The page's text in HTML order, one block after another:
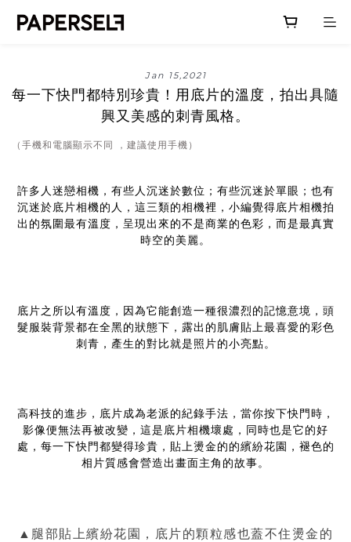
Jan 15,2021
每一下快門都特別珍貴！用底片的溫度，拍出具隨
興又美感的刺青風格。
（手機和電腦顯示不同 ，建議使用手機）
許多人迷戀相機，有些人沉迷於數位；有些沉迷於單眼；也有
沉迷於底片相機的人，這三類的相機裡，小編覺得底片相機拍
出的氛圍最有溫度，呈現出來的不是商業的色彩，而是最真實
時空的美麗。
底片之所以有溫度，因為它能創造一種很濃烈的記憶意境，頭
髮服裝背景都在全黑的狀態下，露出的肌膚貼上最喜愛的彩色
刺青，產生的對比就是照片的小亮點。
高科技的進步，底片成為老派的紀錄手法，當你按下快門時，
影像便無法再被改變，這是底片相機壞處，同時也是它的好
處，每一下快門都變得珍貴，貼上燙金的的繽紛花園，褪色的
相片質感會營造出畫面主角的故事。
▲腿部貼上繽紛花園，底片的顆粒感也蓋不住燙金的